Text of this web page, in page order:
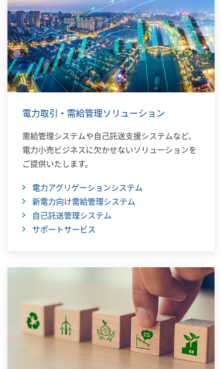
電力取引・需給管理ソリューション
需給管理システムや自己託送支援システムなど、
電力小売ビジネスに欠かせないソリューションを
ご提供いたします。
電力アグリゲーションシステム
新電力向け需給管理システム
自己託送管理システム
サポートサービス